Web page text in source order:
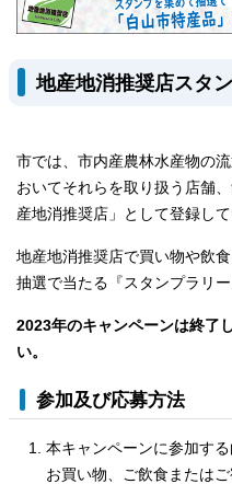
地産地消推奨店スタ
市では、市内産農林水産物の
おいてそれらを取り扱う店舗
産地消推奨店」として登録して
地産地消推奨店で買い物や飲
抽選で当たる『スタンプラリ
2023年のキャンペーンは終了
い。
参加及び応募方法
本キャンペーンに参加す
お買い物、ご飲食または